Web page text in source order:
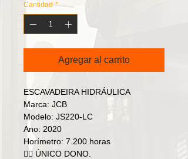
Cantidad *
Agregar al carrito
ESCAVADEIRA HIDRÁULICA
Marca: JCB
Modelo: JS220-LC
Ano: 2020
Horímetro: 7.200 horas
👉🏻 ÚNICO DONO.